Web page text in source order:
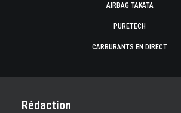
AIRBAG TAKATA
PURETECH
CARBURANTS EN DIRECT
Rédaction